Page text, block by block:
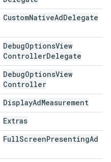
CustomNativeAdDelegate
DebugOptionsView
ControllerDelegate
DebugOptionsView
Controller
DisplayAdMeasurement
Extras
FullScreenPresentingAd